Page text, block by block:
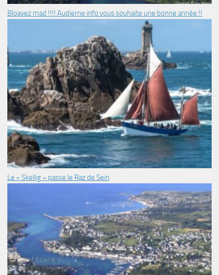
Bloavez mad !!!! Audierne info vous souhaite une bonne année !!
Le « Skellig » passe le Raz de Sein